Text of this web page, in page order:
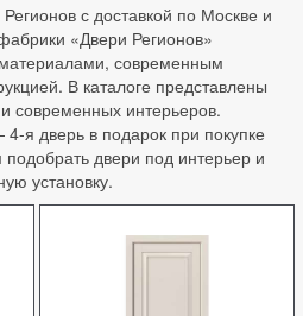
с доставкой по Москве и
«Двери Регионов»
современным
В каталоге представлены
современных интерьеров.
я дверь в подарок при покупке
двери под интерьер и
установку.